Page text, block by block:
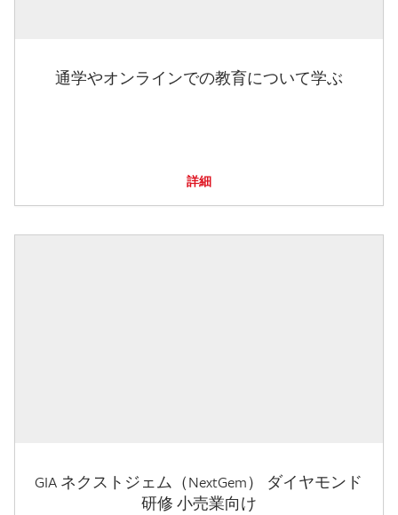
通学やオンラインでの教育について学ぶ
詳細
GIA ネクストジェム（NextGem） ダイヤモンド
研修 小売業向け